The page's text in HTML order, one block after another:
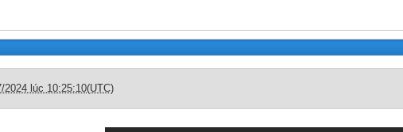
2024 lúc 10:25:10(UTC)